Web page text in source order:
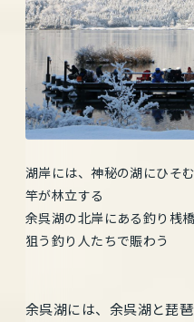
湖岸には、神秘の湖にひそ
竿が林立する
余呉湖の北岸にある釣り桟
狙う釣り人たちで賑わう
余呉湖には、余呉湖と琵